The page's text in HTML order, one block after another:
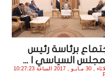
برئاسة رئيس
السياسي ا ...
الثلاثاء , 30 مـايـو , 2017 الساعة 10:27:23